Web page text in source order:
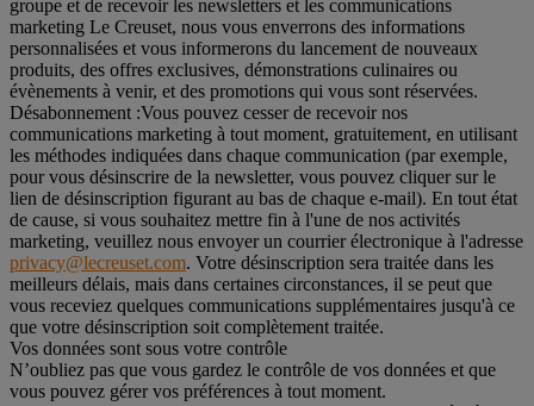
groupe et de recevoir les newsletters et les communications
marketing Le Creuset, nous vous enverrons des informations
personnalisées et vous informerons du lancement de nouveaux
produits, des offres exclusives, démonstrations culinaires ou
évènements à venir, et des promotions qui vous sont réservées.
Désabonnement :Vous pouvez cesser de recevoir nos
communications marketing à tout moment, gratuitement, en utilisant
les méthodes indiquées dans chaque communication (par exemple,
pour vous désinscrire de la newsletter, vous pouvez cliquer sur le
lien de désinscription figurant au bas de chaque e-mail). En tout état
de cause, si vous souhaitez mettre fin à l'une de nos activités
marketing, veuillez nous envoyer un courrier électronique à l'adresse
privacy@lecreuset.com. Votre désinscription sera traitée dans les
meilleurs délais, mais dans certaines circonstances, il se peut que
vous receviez quelques communications supplémentaires jusqu'à ce
que votre désinscription soit complètement traitée.
Vos données sont sous votre contrôle
N’oubliez pas que vous gardez le contrôle de vos données et que
vous pouvez gérer vos préférences à tout moment.